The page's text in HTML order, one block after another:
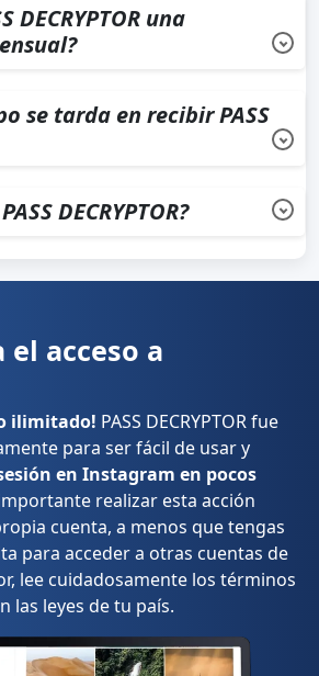
lo que te permite probar la
Envíanos
inmediato si no funciona.
DECRYPTOR una
sin tarifas recurrentes.
se tarda en recibir PASS
de espera para comenzar a usar
DECRYPTOR?
PASS DECRYPTOR de forma legal,
el acceso a
ilimitado! PASS DECRYPTOR fue
para ser fácil de usar y
en Instagram en pocos
realizar esta acción
cuenta, a menos que tengas
para acceder a otras cuentas de
lee cuidadosamente los términos
las leyes de tu país.